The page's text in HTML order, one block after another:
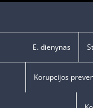
E. dienynas
Korupcijos